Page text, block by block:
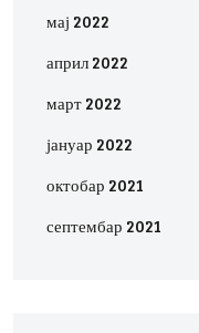
мај 2022
април 2022
март 2022
јануар 2022
октобар 2021
септембар 2021